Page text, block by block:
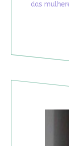
das